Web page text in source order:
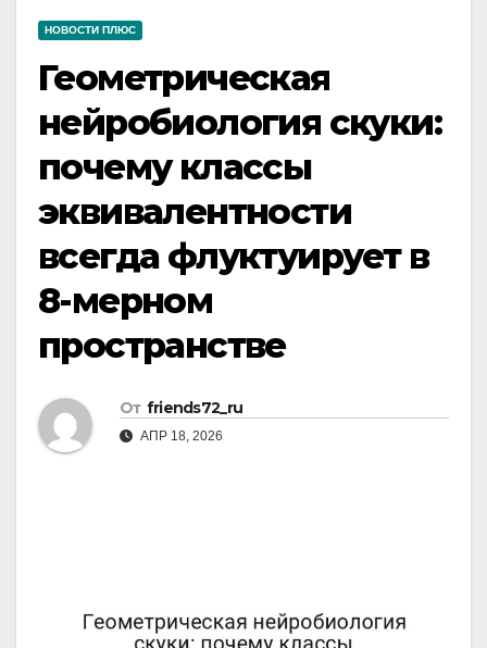
НОВОСТИ ПЛЮС
Геометрическая
нейробиология скуки:
почему классы
эквивалентности
всегда флуктуирует в
8-мерном
пространстве
От friends72_ru
АПР 18, 2026